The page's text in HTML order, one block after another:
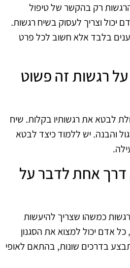
רק בהקשר של טיפול
יכול וצריך לעסוק בשיח רגשות.
בלבד אלא חשוב לכל פרט
על רגשות זה פשוט
לבטא את רגשותיו בקלות. שיח
והבנה. יש ללמוד כיצד לבטא
רק דרך אחת לדבר על
כמשהו שצריך להיעשות
אדם יכול למצוא את הסגנון
בדרכים שונות, בהתאם לאופי